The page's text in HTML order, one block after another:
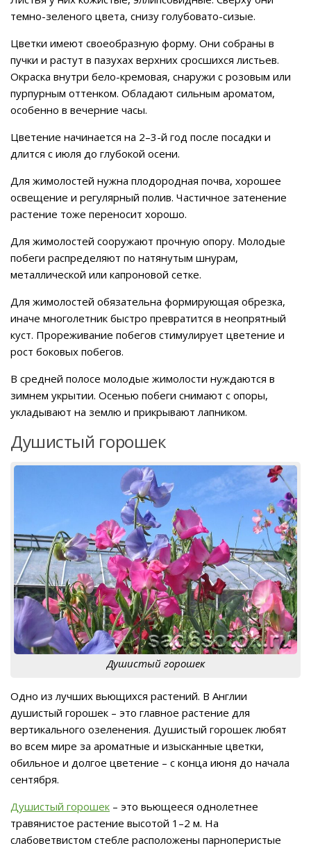
темно-зеленого цвета, снизу голубовато-сизые.
Цветки имеют своеобразную форму. Они собраны в
пучки и растут в пазухах верхних сросшихся листьев.
Окраска внутри бело-кремовая, снаружи с розовым или
пурпурным оттенком. Обладают сильным ароматом,
особенно в вечерние часы.
Цветение начинается на 2–3-й год после посадки и
длится с июля до глубокой осени.
Для жимолостей нужна плодородная почва, хорошее
освещение и регулярный полив. Частичное затенение
растение тоже переносит хорошо.
Для жимолостей сооружают прочную опору. Молодые
побеги распределяют по натянутым шнурам,
металлической или капроновой сетке.
Для жимолостей обязательна формирующая обрезка,
иначе многолетник быстро превратится в неопрятный
куст. Прореживание побегов стимулирует цветение и
рост боковых побегов.
В средней полосе молодые жимолости нуждаются в
зимнем укрытии. Осенью побеги снимают с опоры,
укладывают на землю и прикрывают лапником.
Душистый горошек
Душистый горошек
Одно из лучших вьющихся растений. В Англии
душистый горошек – это главное растение для
вертикального озеленения. Душистый горошек любят
во всем мире за ароматные и изысканные цветки,
обильное и долгое цветение – с конца июня до начала
сентября.
Душистый горошек – это вьющееся однолетнее
травянистое растение высотой 1–2 м. На
слабоветвистом стебле расположены парноперистые